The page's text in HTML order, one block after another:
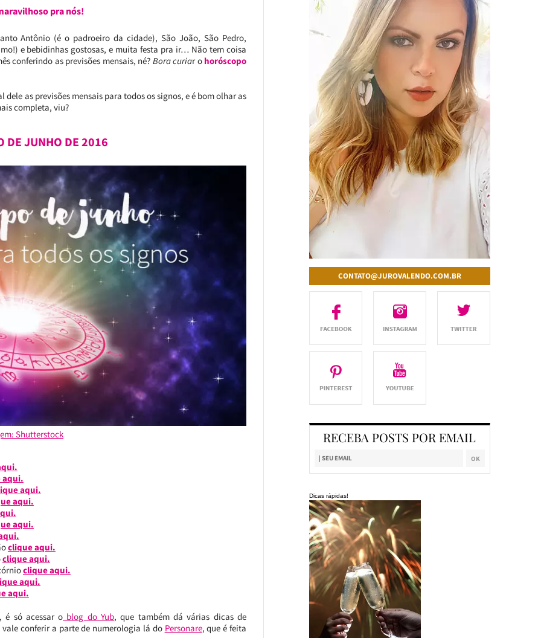
pra nós!
Antônio (é o padroeiro da cidade), São João, São Pedro,
e bebidinhas gostosas, e muita festa pra ir… Não tem coisa
conferindo as previsões mensais, né? Bora curiar o horóscopo
dele as previsões mensais para todos os signos, e é bom olhar as
completa, viu?
DE JUNHO DE 2016
Shutterstock
aqui.
aqui.
aqui.
aqui.
clique aqui.
clique aqui.
clique aqui.
aqui.
aqui.
é só acessar o blog do Yub, que também dá várias dicas de
conferir a parte de numerologia lá do Personare, que é feita
CONTATO@JUROVALENDO.COM.BR
RECEBA POSTS POR EMAIL
Dicas rápidas!